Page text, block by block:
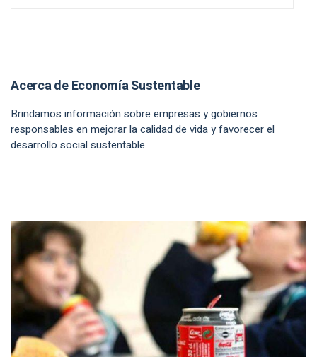
Acerca de Economía Sustentable
Brindamos información sobre empresas y gobiernos
responsables en mejorar la calidad de vida y favorecer el
desarrollo social sustentable.